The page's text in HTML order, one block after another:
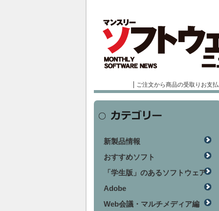
ご注文から商品の受取りお支
新製品情報
おすすめソフト
「学生版」のあるソフトウェア
Adobe
Web会議・マルチメディア編